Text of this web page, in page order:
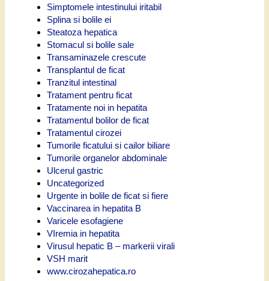
Simptomele intestinului iritabil
Splina si bolile ei
Steatoza hepatica
Stomacul si bolile sale
Transaminazele crescute
Transplantul de ficat
Tranzitul intestinal
Tratament pentru ficat
Tratamente noi in hepatita
Tratamentul bolilor de ficat
Tratamentul cirozei
Tumorile ficatului si cailor biliare
Tumorile organelor abdominale
Ulcerul gastric
Uncategorized
Urgente in bolile de ficat si fiere
Vaccinarea in hepatita B
Varicele esofagiene
VIremia in hepatita
Virusul hepatic B – markerii virali
VSH marit
www.cirozahepatica.ro